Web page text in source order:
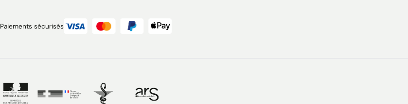
Paiements sécurisés